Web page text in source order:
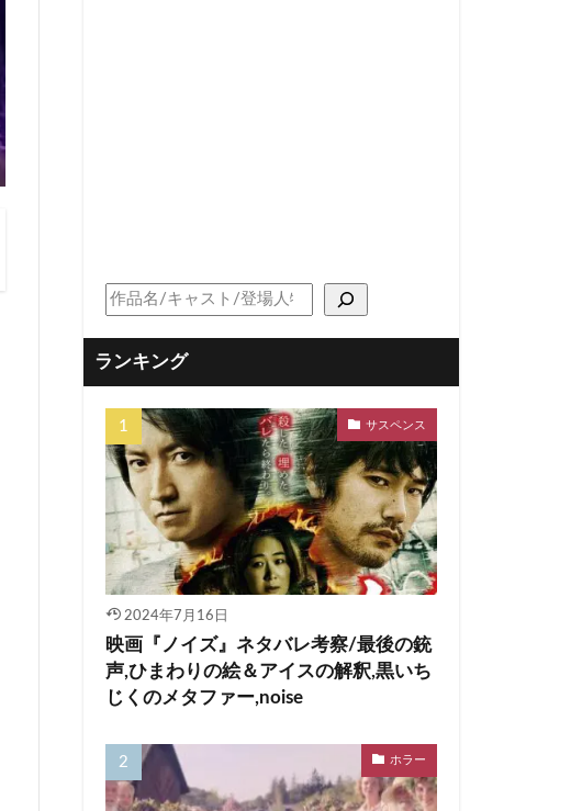
ランキング
サスペンス
2024年7月16日
映画『ノイズ』ネタバレ考察/最後の銃
声,ひまわりの絵＆アイスの解釈,黒いち
じくのメタファー,noise
ホラー